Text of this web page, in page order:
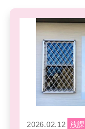
2026.02.12 放